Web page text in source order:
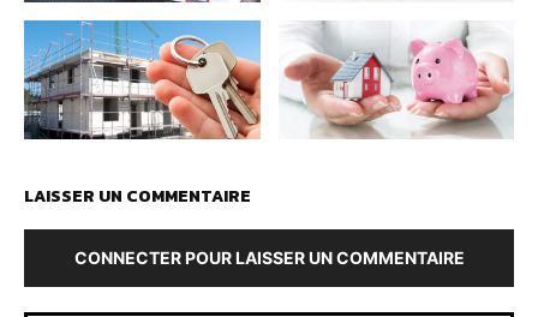
LAISSER UN COMMENTAIRE
CONNECTER POUR LAISSER UN COMMENTAIRE